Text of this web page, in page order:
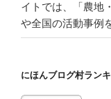
イトでは、「農地
や全国の活動事例
にほんブログ村ラン